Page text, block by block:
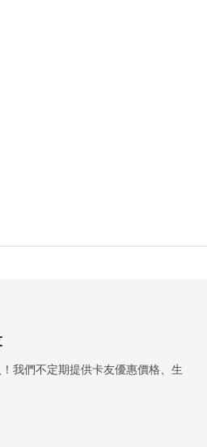
我們不定期提供卡友優惠價格、生